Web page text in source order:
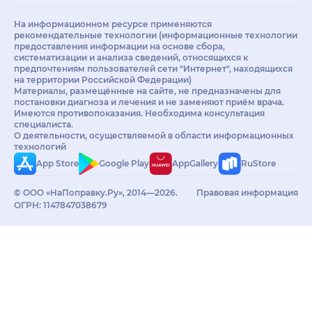
На информационном ресурсе применяются
рекомендательные технологии (информационные технологии
предоставления информации на основе сбора,
систематизации и анализа сведений, относящихся к
предпочтениям пользователей сети "Интернет", находящихся
на территории Российской Федерации)
Материалы, размещённые на сайте, не предназначены для
постановки диагноза и лечения и не заменяют приём врача.
Имеются противопоказания. Необходима консультация
специалиста.
О деятельности, осуществляемой в области информационных
технологий
App Store
Google Play AppGallery RuStore
© ООО «НаПоправку.Ру», 2014—2026.
ОГРН: 1147847038679
Правовая информация